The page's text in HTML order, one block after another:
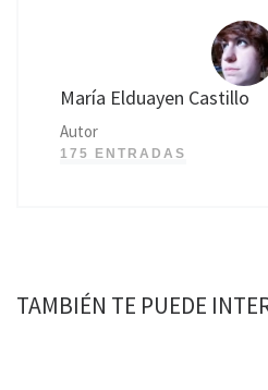
María Elduayen Castillo
Autor
175 ENTRADAS
TAMBIÉN TE PUEDE